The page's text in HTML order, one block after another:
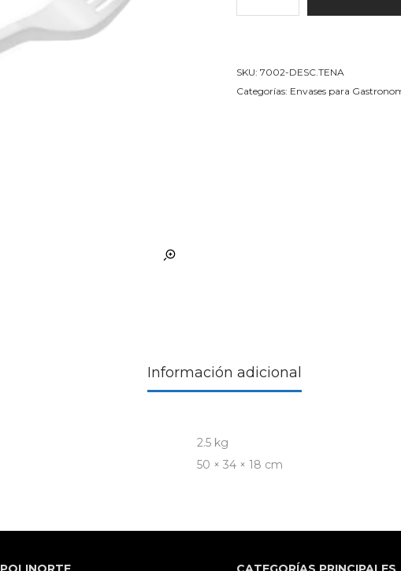
SKU: 7002-DESC.TENA
Categorías: Envases para
Información adicional
2.5 kg
50 × 34 × 18 cm